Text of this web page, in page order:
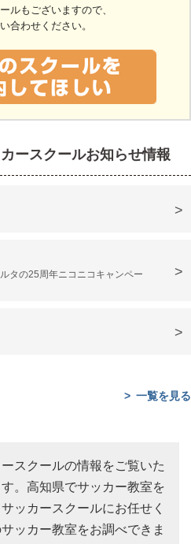
ルもございますので、
合わせください。
ースクールお知らせ情報
タの25周年ニコニコキャンペー
一覧を見る
スクールの情報をご覧いた
。高知県でサッカー教室を
ッカースクールにお任せく
ッカー教室をお調べできま